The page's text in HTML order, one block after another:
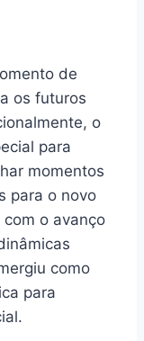
de
os futuros
o
para
momentos
para o novo
o avanço
como
para